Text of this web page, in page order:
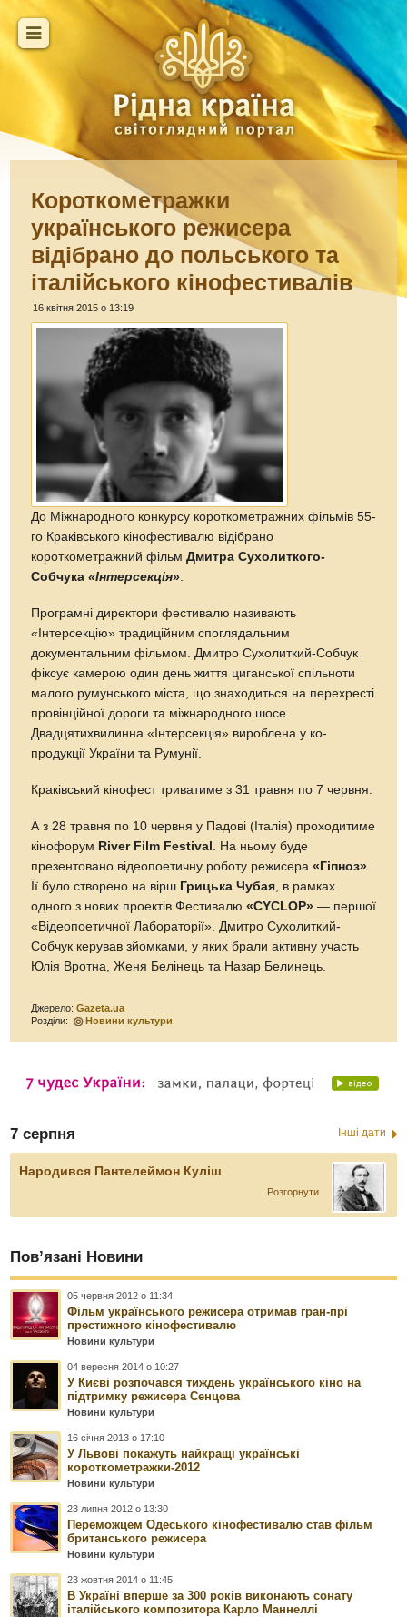
Короткометражки
українського режисера
відібрано до польського та
італійського кінофестивалів
16 квітня 2015 о 13:19
До Міжнародного конкурсу короткометражних фільмів 55-
го Краківського кінофестивалю відібрано
короткометражний фільмДмитра Сухолиткого-
Собчука«Інтерсекція»
Програмні директори фестивалю називають
«Інтерсекцію» традиційним споглядальним
документальним фільмом. Дмитро Сухолиткий-Собчук
фіксує камерою один день життя циганської спільноти
малого румунського міста, що знаходиться на перехресті
провінційної дороги та міжнародного шосе.
Двадцятихвилинна «Інтерсекція» вироблена у ко-
продукції України та Румунії.
Краківський кінофест триватиме з 31 травня по 7 червня.
А з 28 травня по 10 червня у Падові (Італія) проходитиме
кінофорум River Film Festival . На ньому буде
презентовано відеопоетичну роботу режисера«Гіпноз»
Її було створено на вірш Грицька Чубая , в рамках
одного з нових проектів Фестивалю«CYCLOP» — першої
«Відеопоетичної Лабораторії». Дмитро Сухолиткий-
Собчук керував зйомками, у яких брали активну участь
Юлія Вротна, Женя Белінець та Назар Белинець.
Джерело:Gazeta.ua
Розділи:
Новини культури
7 серпня Інші дати
Народився Пантелеймон Куліш
Розгорнути
Пов’язані Новини
05 червня 2012 о 11:34
Фільм українського режисера отримав гран-прі
престижного кінофестивалю
Новини культури
04 вересня 2014 о 10:27
У Києві розпочався тиждень українського кіно на
підтримку режисера Сенцова
Новини культури
16 січня 2013 о 17:10
У Львові покажуть найкращі українські
короткометражки-2012
Новини культури
23 липня 2012 о 13:30
Переможцем Одеського кінофестивалю став фільм
британського режисера
Новини культури
23 жовтня 2014 о 11:45
В Україні вперше за 300 років виконають сонату
італійського композитора Карло Маннеллі